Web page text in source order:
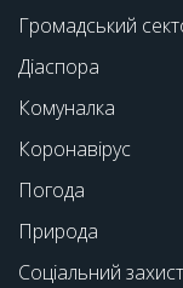
Громадський
Діаспора
Комуналка
Коронавірус
Погода
Природа
Соціальний захист